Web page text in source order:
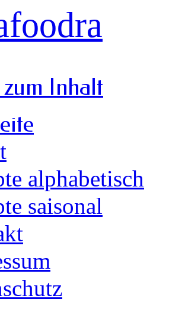
Inhalt
alphabetisch
saisonal